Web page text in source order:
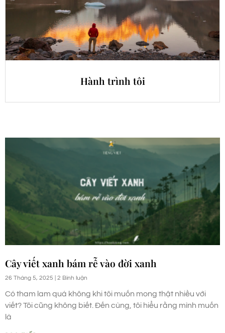
Hành trình tôi
Cây viết xanh bám rễ vào đời xanh
26 Tháng 5, 2025 2 Bình luận
Có tham lam quá không khi tôi muốn mong thật nhiều với
viết? Tôi cũng không biết. Đến cùng, tôi hiểu rằng mình muốn
là